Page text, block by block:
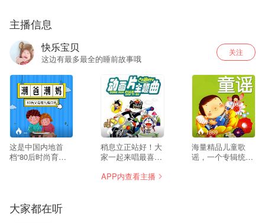
主播信息
快乐宝贝
这边有最多最全的睡前故事哦
关注
--
这是中国内地首
档“80后时尚育儿
个准爸，还有更多
80后菜鸟级父母
78
稍息立正站好！大
家一起来唱最喜欢
吧！
1869
海量精品儿童歌
谣，一个专辑统统
APP内查看主播
大家都在听